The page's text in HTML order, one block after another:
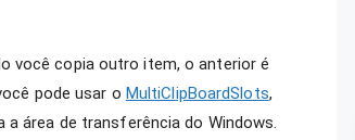
você copia outro item, o anterior é
pode usar o MultiClipBoardSlots,
área de transferência do Windows.